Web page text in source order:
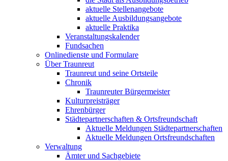
aktuelle Stellenangebote
aktuelle Ausbildungsangebote
aktuelle Praktika
Veranstaltungskalender
Fundsachen
Onlinedienste und Formulare
Über Traunreut
Traunreut und seine Ortsteile
Chronik
Traunreuter Bürgermeister
Kulturpreisträger
Ehrenbürger
Städtepartnerschaften & Ortsfreundschaft
Aktuelle Meldungen Städtepartnerschaften
Aktuelle Meldungen Ortsfreundschaften
Verwaltung
Ämter und Sachgebiete